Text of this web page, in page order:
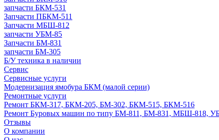
запчасти БКМ-531
Запчасти ПБКМ-511
Запчасти МБШ-812
запчасти УБМ-85
Запчасти БМ-831
запчасти БМ-305
Б/У техника в наличии
Сервис
Сервисные услуги
Модернизация ямобура БКМ (малой серии)
Ремонтные услуги
Ремонт БКМ-317, БКМ-205, БМ-302, БКМ-515, БКМ-516
Ремонт Буровых машин по типу БМ-811, БМ-831, МБШ-818,
Отзывы
О компании